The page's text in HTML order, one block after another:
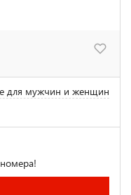
для мужчин и женщин